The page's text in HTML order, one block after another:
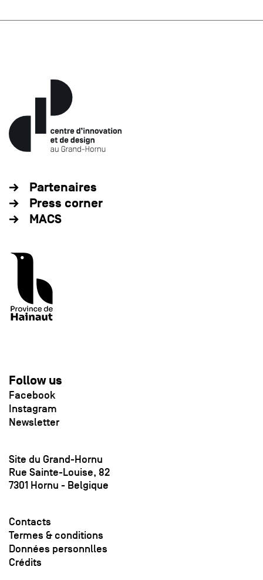
Partenaires
Press corner
MACS
Follow us
Facebook
Instagram
Newsletter
Site du Grand-Hornu
Rue Sainte-Louise, 82
7301 Hornu - Belgique
Contacts
Termes & conditions
Données personnlles
Crédits